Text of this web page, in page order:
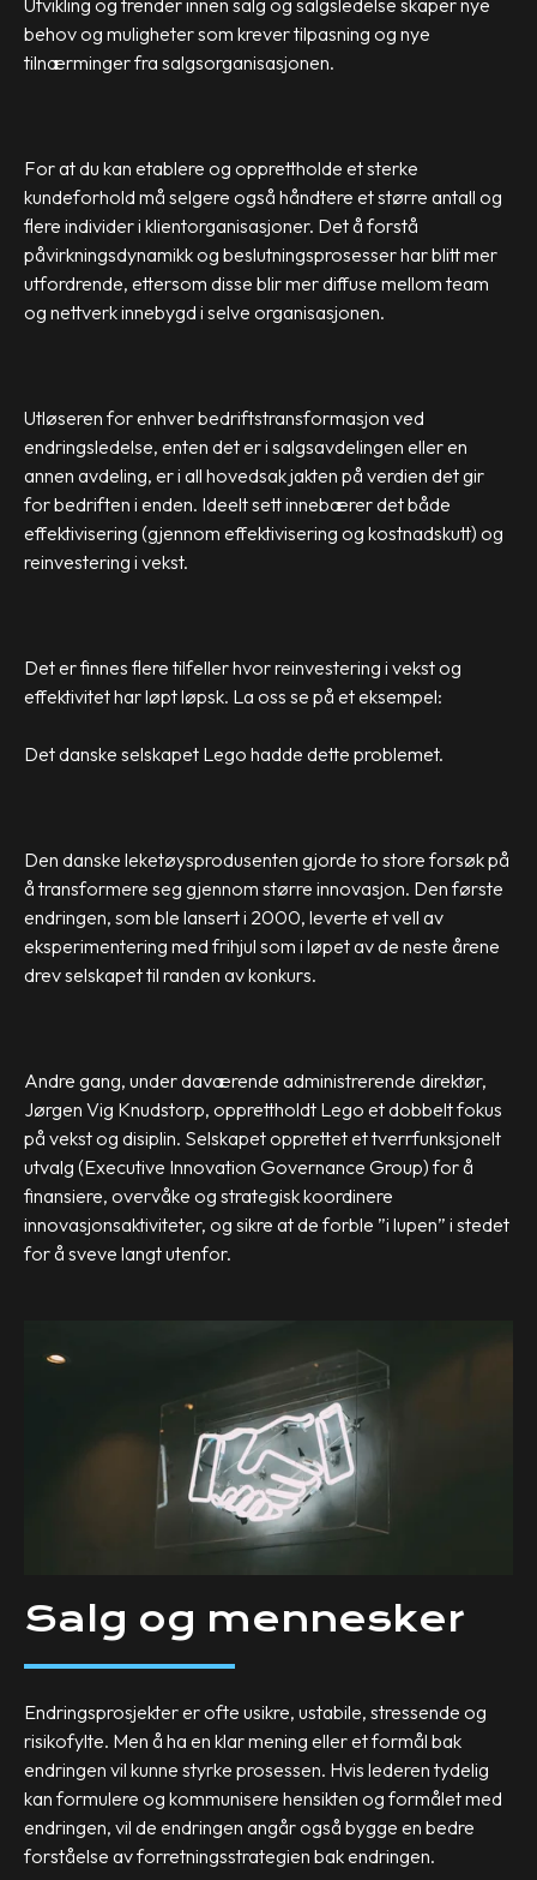
behov og muligheter som krever tilpasning og nye
tilnærminger fra salgsorganisasjonen.
For at du kan etablere og opprettholde et sterke
kundeforhold må selgere også håndtere et større antall og
flere individer i klientorganisasjoner. Det å forstå
påvirkningsdynamikk og beslutningsprosesser har blitt mer
utfordrende, ettersom disse blir mer diffuse mellom team
og nettverk innebygd i selve organisasjonen.
Utløseren for enhver bedriftstransformasjon ved
endringsledelse, enten det er i salgsavdelingen eller en
annen avdeling, er i all hovedsak jakten på verdien det gir
for bedriften i enden. Ideelt sett innebærer det både
effektivisering (gjennom effektivisering og kostnadskutt) og
reinvestering i vekst.
Det er finnes flere tilfeller hvor reinvestering i vekst og
effektivitet har løpt løpsk. La oss se på et eksempel:
Det danske selskapet Lego hadde dette problemet.
Den danske leketøysprodusenten gjorde to store forsøk på
å transformere seg gjennom større innovasjon. Den første
endringen, som ble lansert i 2000, leverte et vell av
eksperimentering med frihjul som i løpet av de neste årene
drev selskapet til randen av konkurs.
Andre gang, under daværende administrerende direktør,
Jørgen Vig Knudstorp, opprettholdt Lego et dobbelt fokus
på vekst og disiplin. Selskapet opprettet et tverrfunksjonelt
utvalg (Executive Innovation Governance Group) for å
finansiere, overvåke og strategisk koordinere
innovasjonsaktiviteter, og sikre at de forble ”i lupen” i stedet
for å sveve langt utenfor.
Salg og mennesker
Endringsprosjekter er ofte usikre, ustabile, stressende og
risikofylte. Men å ha en klar mening eller et formål bak
endringen vil kunne styrke prosessen. Hvis lederen tydelig
kan formulere og kommunisere hensikten og formålet med
endringen, vil de endringen angår også bygge en bedre
forståelse av forretningsstrategien bak endringen.